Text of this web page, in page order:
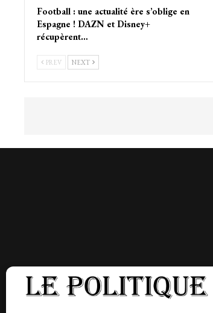
Football : une actualité ère s’oblige en
Espagne ! DAZN et Disney+
récupèrent…
PREV NEXT